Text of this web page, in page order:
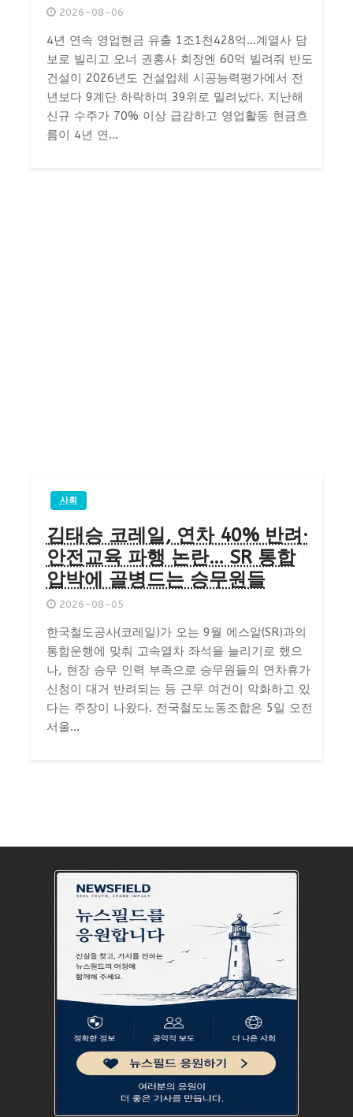
2026-08-06
4년 연속 영업현금 유출 1조1천428억…계열사 담
보로 빌리고 오너 권홍사 회장엔 60억 빌려줘 반도
건설이 2026년도 건설업체 시공능력평가에서 전
년보다 9계단 하락하며 39위로 밀려났다. 지난해
신규 수주가 70% 이상 급감하고 영업활동 현금흐
름이 4년 연...
사회
김태승 코레일, 연차 40% 반려·
안전교육 파행 논란… SR 통합
압박에 골병드는 승무원들
2026-08-05
한국철도공사(코레일)가 오는 9월 에스알(SR)과의
통합운행에 맞춰 고속열차 좌석을 늘리기로 했으
나, 현장 승무 인력 부족으로 승무원들의 연차휴가
신청이 대거 반려되는 등 근무 여건이 악화하고 있
다는 주장이 나왔다. 전국철도노동조합은 5일 오전
서울...